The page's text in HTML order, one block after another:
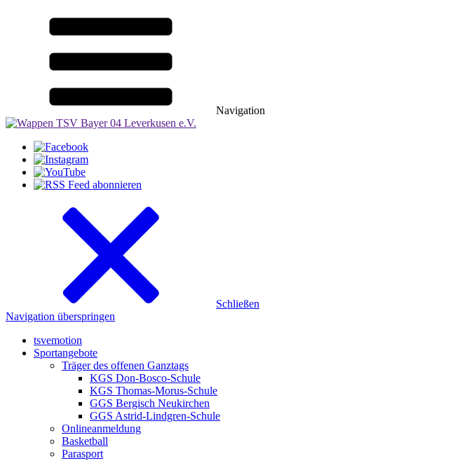
Navigation
Schließen
Navigation überspringen
tsvemotion
Sportangebote
Träger des offenen Ganztags
KGS Don-Bosco-Schule
KGS Thomas-Morus-Schule
GGS Bergisch Neukirchen
GGS Astrid-Lindgren-Schule
Onlineanmeldung
Basketball
Parasport